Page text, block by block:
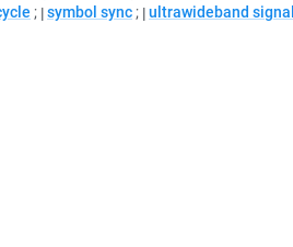
; symbol sync ; ultrawideband